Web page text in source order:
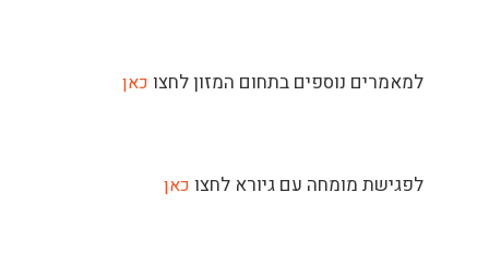
למאמרים נוספים בתחום המזון לחצו כאן
לפגישת מומחה עם גיורא לחצו כאן